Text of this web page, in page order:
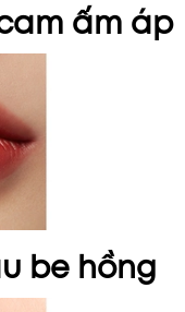
ấm áp
be hồng